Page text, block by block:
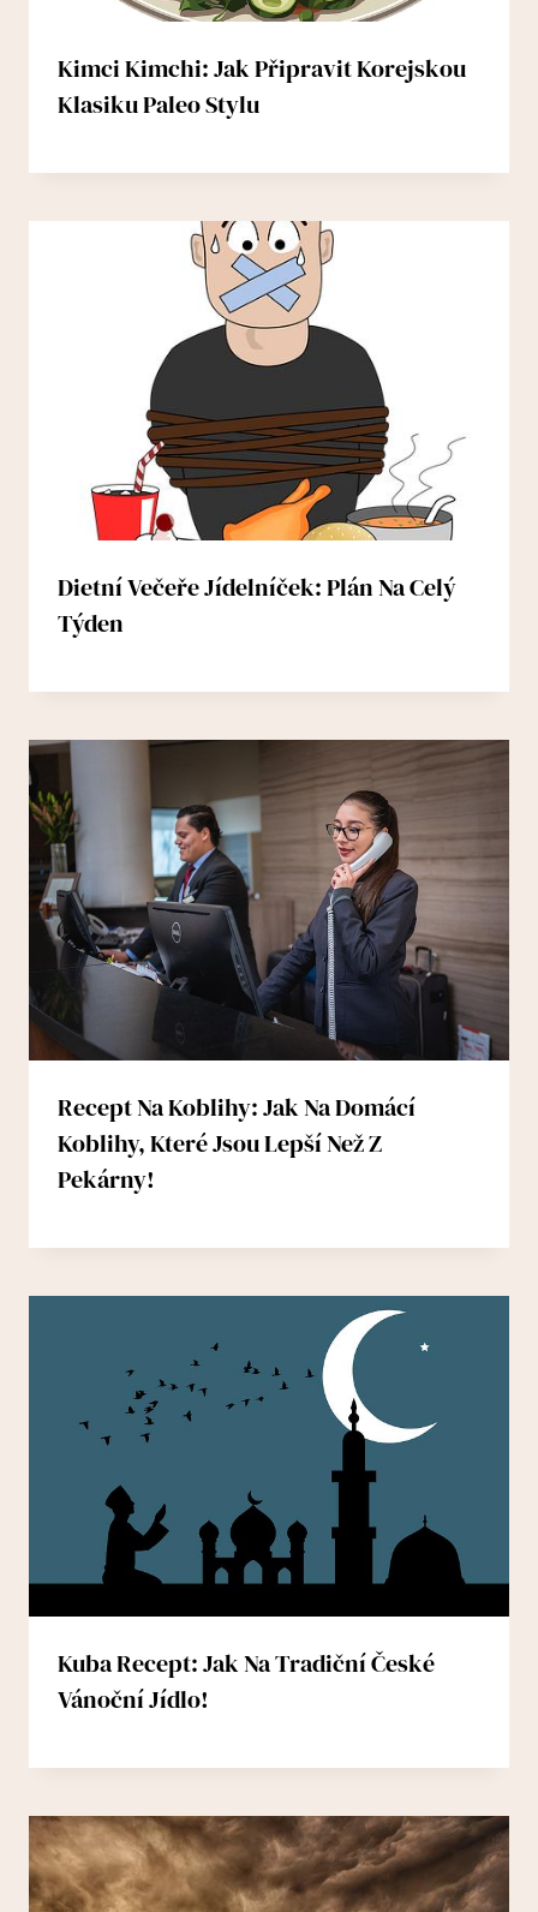
Kimci Kimchi: Jak Připravit Korejskou
Klasiku Paleo Stylu
Dietní Večeře Jídelníček: Plán Na Celý
Týden
Recept Na Koblihy: Jak Na Domácí
Koblihy, Které Jsou Lepší Než Z
Pekárny!
Kuba Recept: Jak Na Tradiční České
Vánoční Jídlo!